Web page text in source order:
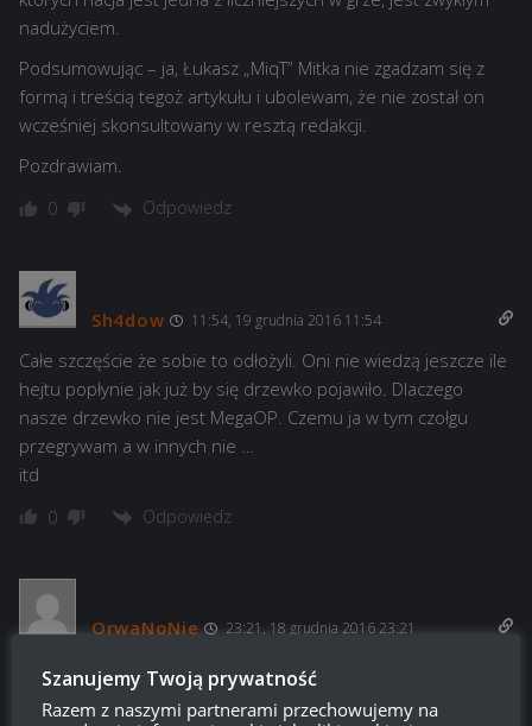
nadużyciem.
Podsumowując – ja, Łukasz „MiqT” Mitka nie zgadzam się z
formą i treścią tegoż artykułu i ubolewam, że nie został on
wcześniej skonsultowany w resztą redakcji.
Pozdrawiam.
0 Odpowiedz
Sh4dow 11:54, 19 grudnia 2016 11:54
Całe szczęście że sobie to odłożyli. Oni nie wiedzą jeszcze ile
hejtu popłynie jak już by się drzewko pojawiło. Dlaczego
nasze drzewko nie jest MegaOP. Czemu ja w tym czołgu
przegrywam a w innych nie …
itd
0 Odpowiedz
QrwaNoNie 23:21, 18 grudnia 2016 23:21
Zrobiło mi się smutno, bo okazuję się, że nie tylko WG ma
nas, Polskich graczy w poważaniu, ale i redakcja Rykoszet
Szanujemy Twoją prywatność
Razem z naszymi partnerami przechowujemy na